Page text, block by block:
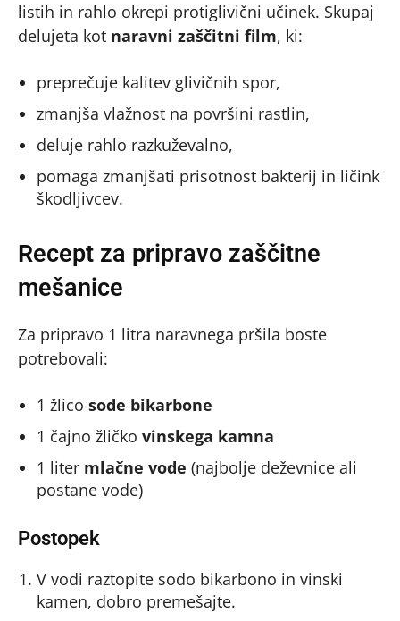
listih in rahlo okrepi protiglivični učinek. Skupaj
delujeta kot naravni zaščitni film, ki:
preprečuje kalitev glivičnih spor,
zmanjša vlažnost na površini rastlin,
deluje rahlo razkuževalno,
pomaga zmanjšati prisotnost bakterij in ličink
škodljivcev.
Recept za pripravo zaščitne
mešanice
Za pripravo 1 litra naravnega pršila boste
potrebovali:
1 žlico sode bikarbone
1 čajno žličko vinskega kamna
1 liter mlačne vode (najbolje deževnice ali
postane vode)
Postopek
V vodi raztopite sodo bikarbono in vinski
kamen, dobro premešajte.